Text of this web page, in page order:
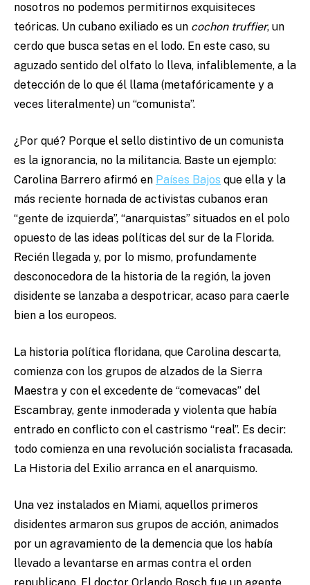
nosotros no podemos permitirnos exquisiteces
teóricas. Un cubano exiliado es un cochon truffier, un
cerdo que busca setas en el lodo. En este caso, su
aguzado sentido del olfato lo lleva, infaliblemente, a la
detección de lo que él llama (metafóricamente y a
veces literalmente) un “comunista”.
¿Por qué? Porque el sello distintivo de un comunista
es la ignorancia, no la militancia. Baste un ejemplo:
Carolina Barrero afirmó en Países Bajos que ella y la
más reciente hornada de activistas cubanos eran
“gente de izquierda”, “anarquistas” situados en el polo
opuesto de las ideas políticas del sur de la Florida.
Recién llegada y, por lo mismo, profundamente
desconocedora de la historia de la región, la joven
disidente se lanzaba a despotricar, acaso para caerle
bien a los europeos.
La historia política floridana, que Carolina descarta,
comienza con los grupos de alzados de la Sierra
Maestra y con el excedente de “comevacas” del
Escambray, gente inmoderada y violenta que había
entrado en conflicto con el castrismo “real”. Es decir:
todo comienza en una revolución socialista fracasada.
La Historia del Exilio arranca en el anarquismo.
Una vez instalados en Miami, aquellos primeros
disidentes armaron sus grupos de acción, animados
por un agravamiento de la demencia que los había
llevado a levantarse en armas contra el orden